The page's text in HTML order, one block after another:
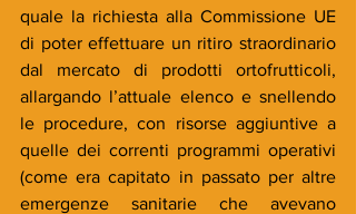
quale la richiesta alla Commissione UE
di poter effettuare un ritiro straordinario
dal mercato di prodotti ortofrutticoli,
allargando l’attuale elenco e snellendo
le procedure, con risorse aggiuntive a
quelle dei correnti programmi operativi
(come era capitato in passato per altre
emergenze sanitarie che avevano